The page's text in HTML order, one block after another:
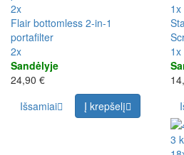
2x
Flair bottomless 2-in-1
portafilter
2x
Sandėlyje
24,90 €
Išsamiai
Į krepšelį
1x
1x